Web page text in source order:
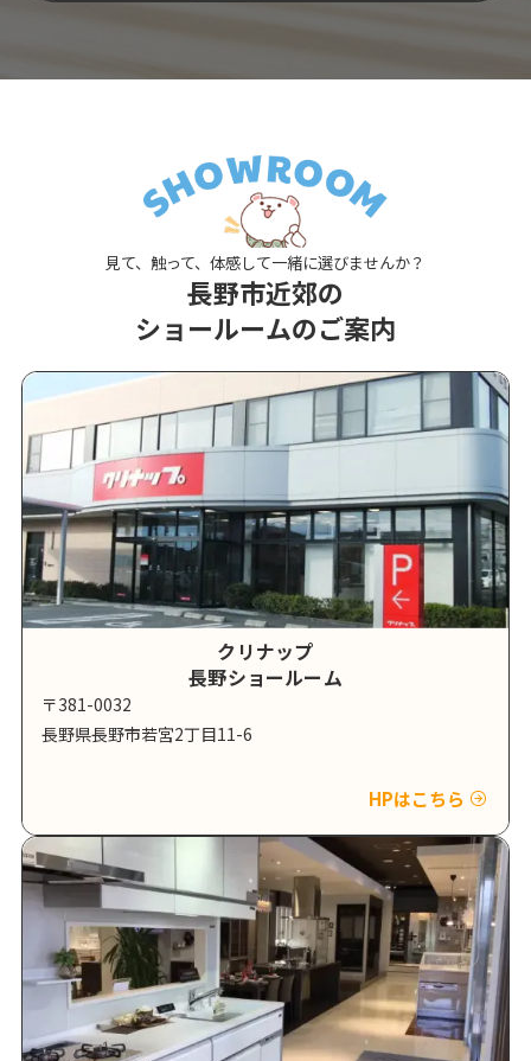
見て、触って、体感して一緒に選びませんか？
長野市近郊の
ショールームのご案内
クリナップ
長野ショールーム
〒381-0032
長野県長野市若宮2丁目11-6
HPはこちら